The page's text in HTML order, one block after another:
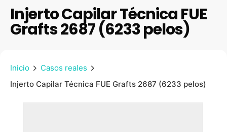
Injerto Capilar Técnica FUE
Grafts 2687 (6233 pelos)
Inicio
Casos reales
Injerto Capilar Técnica FUE Grafts 2687 (6233 pelos)